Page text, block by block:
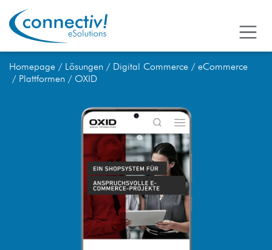
Homepage Lösungen Digital Commerce
eCommerce
Plattformen
OXID